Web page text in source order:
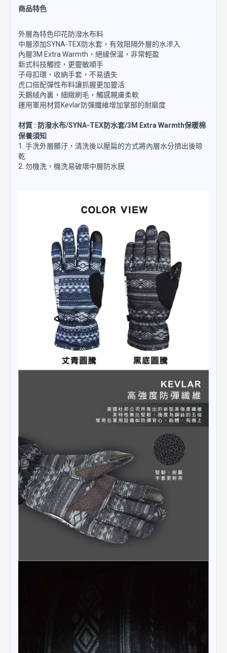
商品特色
外層為特色印花防潑水布料
中層添加SYNA-TEX防水套，有效阻隔外層的水滲入
內層3M Extra Warmth，絕緣保溫，非常輕盈
新式科技觸控，更靈敏順手
子母扣環，收納手套，不易遺失
虎口搭配彈性布料讓抓握更加靈活
天鵝絨內裏，細緻刷毛，觸感親膚柔軟
運用軍用材質Kevlar防彈纖維增加掌部的耐磨度
材質 : 防潑水布/SYNA-TEX防水套/3M Extra Warmth保暖棉
保養須知
1. 手洗外層髒汙，清洗後以壓扁的方式將內層水分擠出後晾
乾
2. 勿機洗，機洗易破壞中層防水膜